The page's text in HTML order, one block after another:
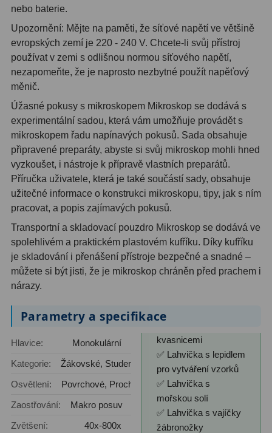
nebo baterie.
Upozornění: Mějte na paměti, že síťové napětí ve většině
evropských zemí je 220 - 240 V. Chcete-li svůj přístroj
používat v zemi s odlišnou normou síťového napětí,
nezapomeňte, že je naprosto nezbytné použít napěťový
měnič.
Úžasné pokusy s mikroskopem Mikroskop se dodává s
experimentální sadou, která vám umožňuje provádět s
mikroskopem řadu napínavých pokusů. Sada obsahuje
připravené preparáty, abyste si svůj mikroskop mohli hned
vyzkoušet, i nástroje k přípravě vlastních preparátů.
Příručka uživatele, která je také součástí sady, obsahuje
užitečné informace o konstrukci mikroskopu, tipy, jak s ním
pracovat, a popis zajímavých pokusů.
Transportní a skladovací pouzdro Mikroskop se dodává ve
spolehlivém a praktickém plastovém kufříku. Díky kufříku
je skladování i přenášení přístroje bezpečné a snadné –
můžete si být jisti, že je mikroskop chráněn před prachem i
nárazy.
Parametry a specifikace
Hlavice:
Monokulární
Kategorie:
Žákovské, Studentské
Osvětlení:
Povrchové, Procházející
Zaostřování:
Makro posuv
Zvětšení:
40x-800x
kvasnicemi
✅ Lahvička s lepidlem
pro vytváření vzorků
✅ Lahvička s
mořskou solí
✅ Lahvička s vajíčky
žábronožky